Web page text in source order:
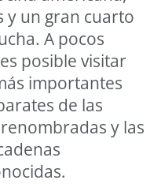
y un gran cuarto
A pocos
posible visitar
importantes
de las
y las